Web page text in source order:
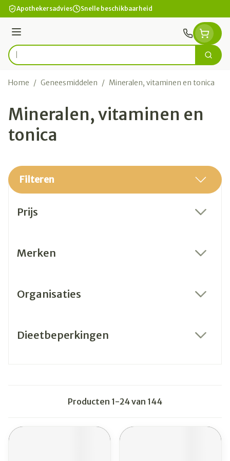
Ga naar de inhoud
Apothekersadvies Snelle beschikbaarheid
Menu
Product, merk, categorie... Zoek
Home / Geneesmiddelen / Mineralen, vitaminen en tonica
Mineralen, vitaminen en
tonica
Filteren
Prijs
Merken
Organisaties
Dieetbeperkingen
Producten 1-24van 144